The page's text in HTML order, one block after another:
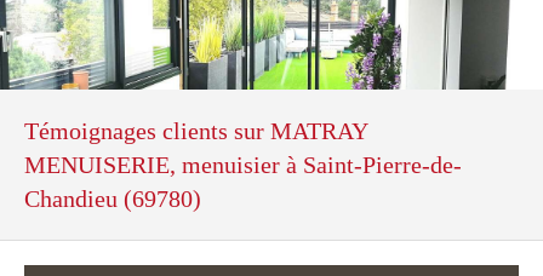
Témoignages clients sur MATRAY
MENUISERIE, menuisier à Saint-Pierre-de-
Chandieu (69780)